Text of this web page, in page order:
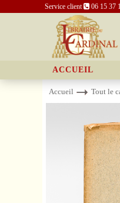
Service client 06 15 37
ACCUEIL
Accueil Tout le